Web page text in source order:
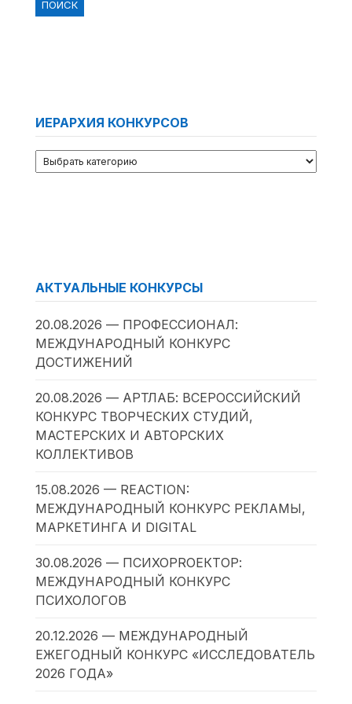
ИЕРАРХИЯ КОНКУРСОВ
АКТУАЛЬНЫЕ КОНКУРСЫ
20.08.2026 — ПРОФЕССИОНАЛ:
МЕЖДУНАРОДНЫЙ КОНКУРС
ДОСТИЖЕНИЙ
20.08.2026 — АРТЛАБ: ВСЕРОССИЙСКИЙ
КОНКУРС ТВОРЧЕСКИХ СТУДИЙ,
МАСТЕРСКИХ И АВТОРСКИХ
КОЛЛЕКТИВОВ
15.08.2026 — REACTION:
МЕЖДУНАРОДНЫЙ КОНКУРС РЕКЛАМЫ,
МАРКЕТИНГА И DIGITAL
30.08.2026 — ПСИХОPROЕКТОР:
МЕЖДУНАРОДНЫЙ КОНКУРС
ПСИХОЛОГОВ
20.12.2026 — МЕЖДУНАРОДНЫЙ
ЕЖЕГОДНЫЙ КОНКУРС «ИССЛЕДОВАТЕЛЬ
2026 ГОДА»